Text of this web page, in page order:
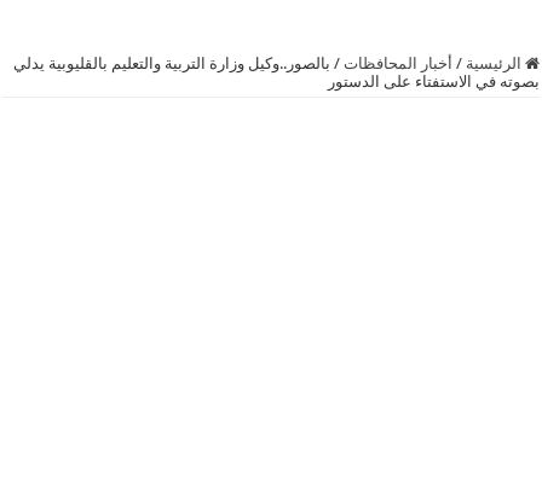
الرئيسية / أخبار المحافظات / بالصور..وكيل وزارة التربية والتعليم بالقليوبية يدلي
بصوته في الاستفتاء على الدستور